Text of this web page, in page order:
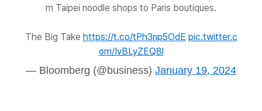
m Taipei noodle shops to Paris boutiques.
The Big Take https://t.co/tPh3np5OdE pic.twitter.c
om/IvBLyZEQ8l
— Bloomberg (@business) January 19, 2024